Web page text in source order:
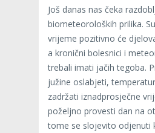
Još danas nas čeka
biometeoroloških prilika.
vrijeme pozitivno će
a kronični bolesnici i
trebali imati jačih tegoba.
južine oslabjeti,
zadržati iznadprosječne
poželjno provesti dan na
tome se slojevito odjenuti